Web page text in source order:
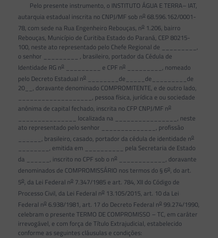
Pelo presente instrumento, o INSTITUTO ÁGUA E TERRA– IAT,
autarquia estadual inscrita no CNPJ/MF sob no68.596.162/0001-
78, com sede na Rua Engenheiro Rebouças, no1.206, bairro
Rebouças, Município de Curitiba Estado do Paraná, CEP 80215-
100, neste ato representado pelo Chefe Regional de _________,
o senhor _________ , brasileiro, portador da Cédula de
Identidade RG no_________ e CPF no_________, nomeado
pelo Decreto Estadual no________de_____de_________de
20__, doravante denominado COMPROMITENTE, e de outro lado,
___________________, pessoa física, jurídica e ou sociedade
anônima de capital fechado, inscrita no CFP CNPJ/MF no
_______________ localizada na ________________, neste
ato representado pelo senhor ______________, profissão
______, brasileiro, casado, portador da cédula de identidade no
________, emitida em __________ pela Secretaria de Estado
da ______, inscrito no CPF sob o no____________, doravante
denominados de COMPROMISSÁRIO nos termos do § 6o, do art.
5o, da Lei Federal no7.347/1985 e art. 784, XII do Código de
Processo Civil, da Lei Federal no13.105/2015, art. 10 da Lei
Federal no6.938/1981, art. 17 do Decreto Federal no99.274/1990,
celebram o presente TERMO DE COMPROMISSO – TC, em caráter
irrevogável, e com força de Título Extrajudicial, estabelecido
conforme as seguintes cláusulas e condições: